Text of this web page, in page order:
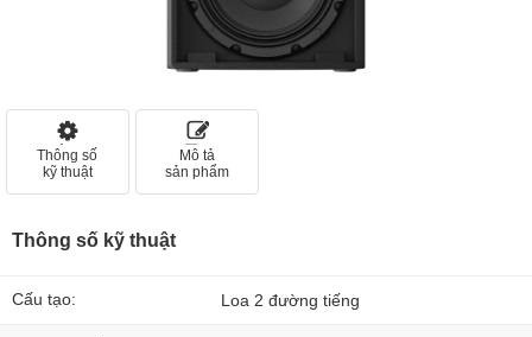
Thông số
kỹ thuật
Mô tả
sản phẩm
Thông số kỹ thuật
Cấu tạo: Loa 2 đường tiếng